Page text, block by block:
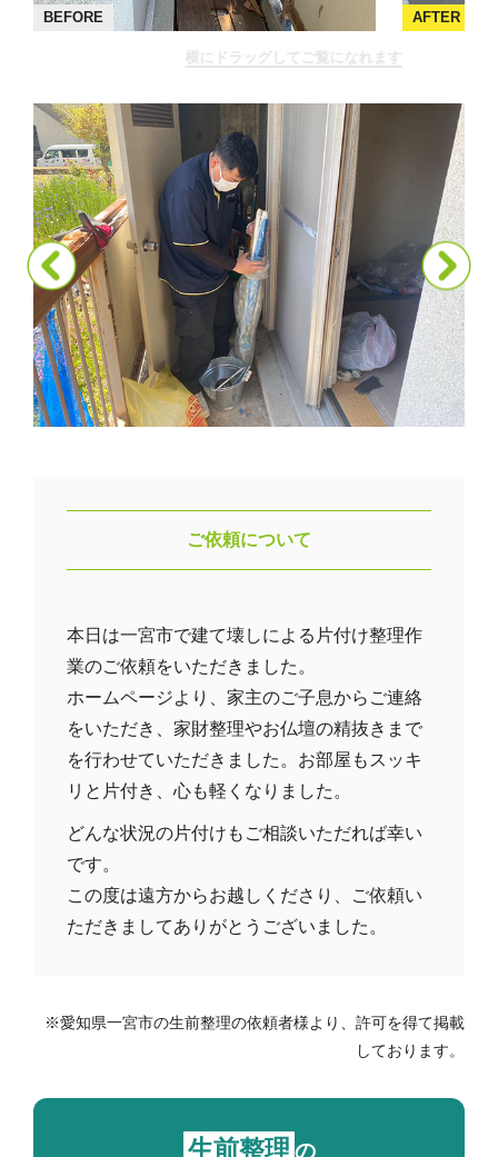
BEFORE AFTER
横にドラッグしてご覧になれます
ご依頼について
本日は一宮市で建て壊しによる片付け整理作
業のご依頼をいただきました。
ホームページより、家主のご子息からご連絡
をいただき、家財整理やお仏壇の精抜きまで
を行わせていただきました。お部屋もスッキ
リと片付き、心も軽くなりました。
どんな状況の片付けもご相談いただれば幸い
です。
この度は遠方からお越しくださり、ご依頼い
ただきましてありがとうございました。
※愛知県一宮市の生前整理の依頼者様より、許可を得て掲載
しております。
生前整理 の